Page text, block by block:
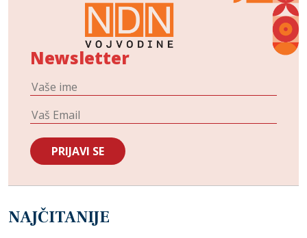
Newsletter
NAJČITANIJE